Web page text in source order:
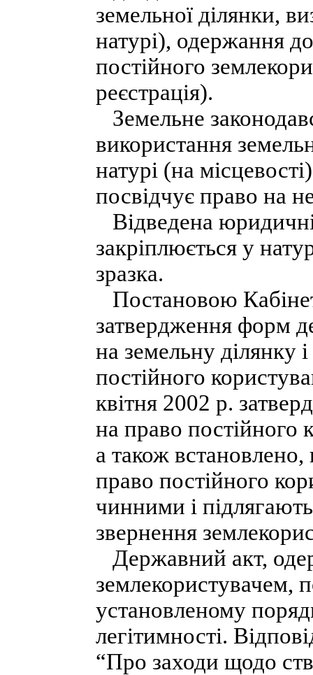
земельної ділянки,
натурі), одержання
постійного
реєстрація).
Земельне
використання
натурі (на
посвідчує право на
Відведена
закріплюється у
зразка.
Постановою
затвердження форм
на земельну ділянку
постійного
квітня 2002 р.
на право постійного
а також
право постійного
чинними і
звернення
Державний акт,
землекористувачем,
установленому
легітимності.
“Про заходи щодо